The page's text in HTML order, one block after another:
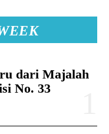
dari Majalah
No. 33